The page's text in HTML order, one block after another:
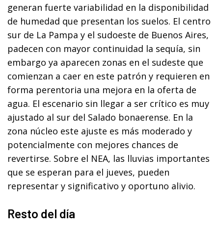
generan fuerte variabilidad en la disponibilidad
de humedad que presentan los suelos. El centro
sur de La Pampa y el sudoeste de Buenos Aires,
padecen con mayor continuidad la sequía, sin
embargo ya aparecen zonas en el sudeste que
comienzan a caer en este patrón y requieren en
forma perentoria una mejora en la oferta de
agua. El escenario sin llegar a ser crítico es muy
ajustado al sur del Salado bonaerense. En la
zona núcleo este ajuste es más moderado y
potencialmente con mejores chances de
revertirse. Sobre el NEA, las lluvias importantes
que se esperan para el jueves, pueden
representar y significativo y oportuno alivio.
Resto del día